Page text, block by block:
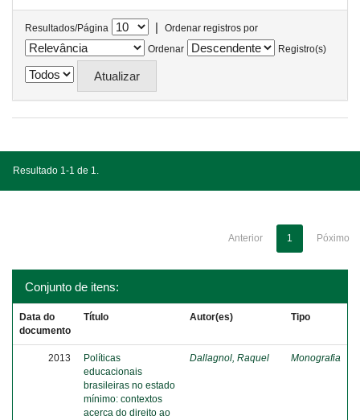
Resultados/Página |
Ordenar registros por
Ordenar
Registro(s)
Resultado 1-1 de 1.
Anterior 1 Póximo
Conjunto de itens:
Data do
documento
Título Autor(es) Tipo
2013
Políticas
educacionais
brasileiras no estado
mínimo: contextos
acerca do direito ao
Dallagnol, Raquel Monografia